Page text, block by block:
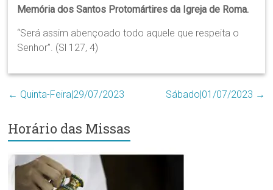
Memória dos Santos Protomártires da Igreja de Roma.
“Será assim abençoado todo aquele que respeita o
Senhor”. (Sl 127, 4)
← Quinta-Feira|29/07/2023 Sábado|01/07/2023 →
Horário das Missas